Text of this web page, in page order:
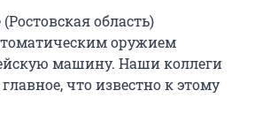
область)
оружием
машину. Наши коллеги
что известно к этому